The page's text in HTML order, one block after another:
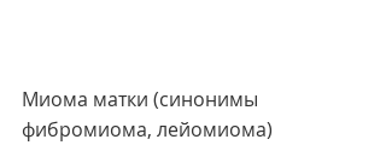
Миома матки (синонимы
фибромиома, лейомиома)